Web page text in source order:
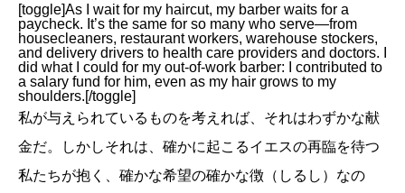
[toggle]As I wait for my haircut, my barber waits for a
paycheck. It’s the same for so many who serve—from
housecleaners, restaurant workers, warehouse stockers,
and delivery drivers to health care providers and doctors. I
did what I could for my out-of-work barber: I contributed to
a salary fund for him, even as my hair grows to my
shoulders.[/toggle]
私が与えられているものを考えれば、それはわずかな献
金だ。しかしそれは、確かに起こるイエスの再臨を待つ
私たちが抱く、確かな希望の確かな徴（しるし）なの